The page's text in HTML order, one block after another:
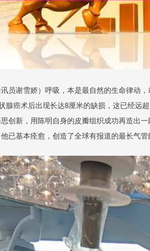
员谢雪娇）呼吸，本是最自然的生命律动
癌术后出现长达8厘米的缺损，这已经远
创新，用陈明自身的皮瓣组织成功再造出
已基本痊愈，创造了全球有报道的最长气管